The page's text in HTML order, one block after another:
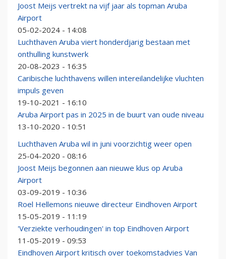
Joost Meijs vertrekt na vijf jaar als topman Aruba
Airport
05-02-2024 - 14:08
Luchthaven Aruba viert honderdjarig bestaan met
onthulling kunstwerk
20-08-2023 - 16:35
Caribische luchthavens willen intereilandelijke vluchten
impuls geven
19-10-2021 - 16:10
Aruba Airport pas in 2025 in de buurt van oude niveau
13-10-2020 - 10:51
Luchthaven Aruba wil in juni voorzichtig weer open
25-04-2020 - 08:16
Joost Meijs begonnen aan nieuwe klus op Aruba
Airport
03-09-2019 - 10:36
Roel Hellemons nieuwe directeur Eindhoven Airport
15-05-2019 - 11:19
'Verziekte verhoudingen' in top Eindhoven Airport
11-05-2019 - 09:53
Eindhoven Airport kritisch over toekomstadvies Van